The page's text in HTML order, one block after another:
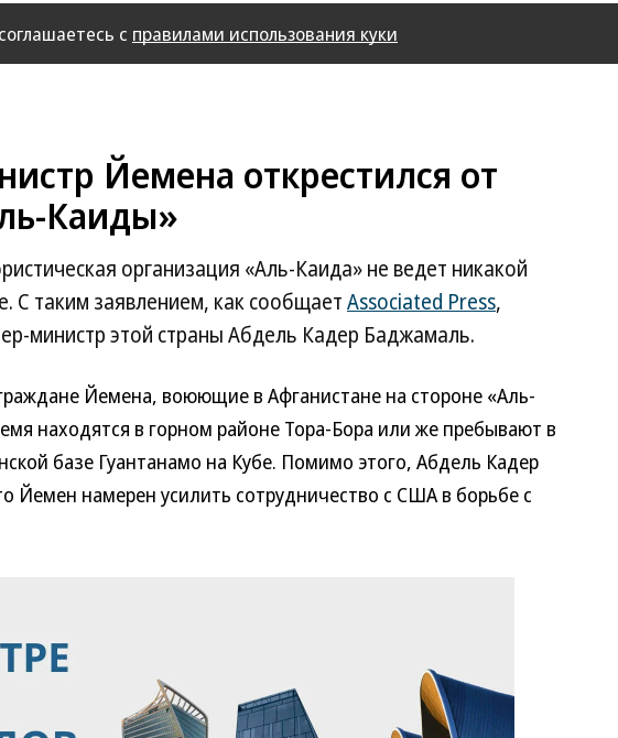
с правилами использования куки
Йемена открестился от
Каиды»
организация «Аль-Каида» не ведет никакой
С таким заявлением, как сообщаетAssociated Press,
министр этой страны Абдель Кадер Баджамаль.
Йемена, воюющие в Афганистане на стороне «Аль-
находятся в горном районе Тора-Бора или же пребывают в
базе Гуантанамо на Кубе. Помимо этого, Абдель Кадер
Йемен намерен усилить сотрудничество с США в борьбе с